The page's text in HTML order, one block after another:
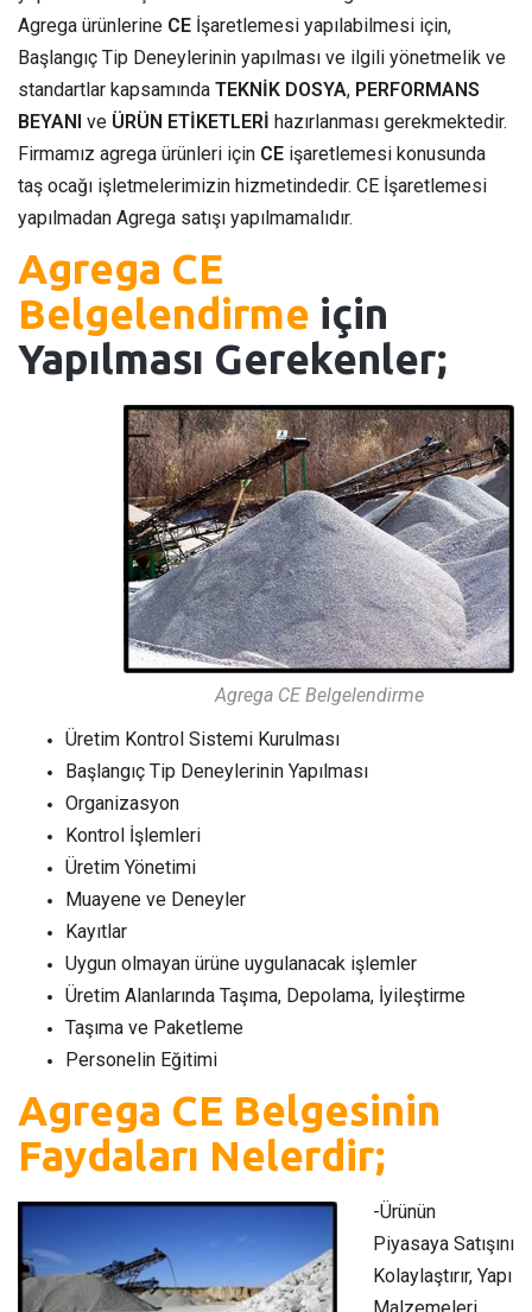
Agrega ürünlerine CE İşaretlemesi yapılabilmesi için,
Başlangıç Tip Deneylerinin yapılması ve ilgili yönetmelik ve
standartlar kapsamında TEKNİK DOSYA, PERFORMANS
BEYANI ve ÜRÜN ETİKETLERİ hazırlanması gerekmektedir.
Firmamız agrega ürünleri için CE işaretlemesi konusunda
taş ocağı işletmelerimizin hizmetindedir. CE İşaretlemesi
yapılmadan Agrega satışı yapılmamalıdır.
Agrega CE
Belgelendirme için
Yapılması Gerekenler;
Agrega CE Belgelendirme
Üretim Kontrol Sistemi Kurulması
Başlangıç Tip Deneylerinin Yapılması
Organizasyon
Kontrol İşlemleri
Üretim Yönetimi
Muayene ve Deneyler
Kayıtlar
Uygun olmayan ürüne uygulanacak işlemler
Üretim Alanlarında Taşıma, Depolama, İyileştirme
Taşıma ve Paketleme
Personelin Eğitimi
Agrega CE Belgesinin
Faydaları Nelerdir;
-Ürünün
Piyasaya Satışını
Kolaylaştırır, Yapı